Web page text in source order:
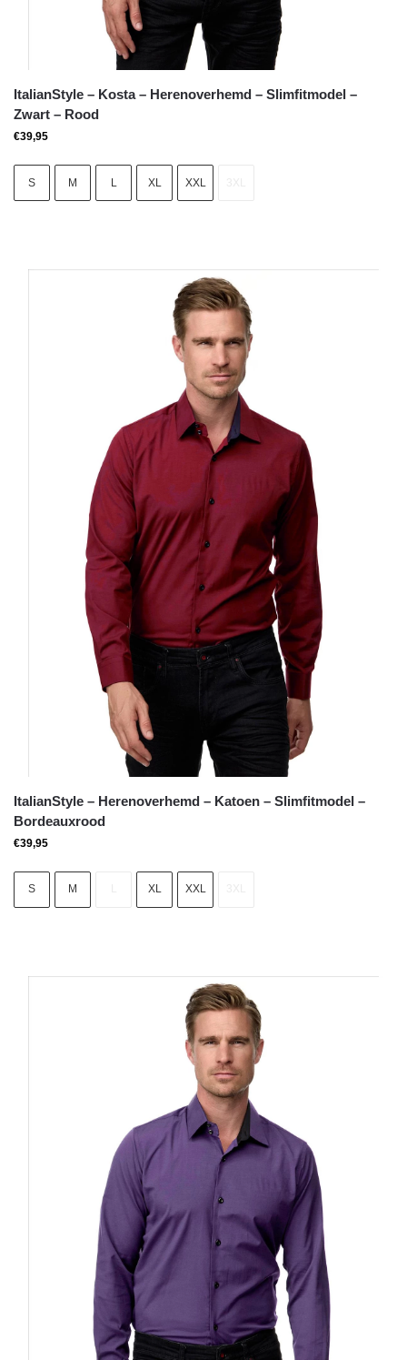
ItalianStyle – Kosta – Herenoverhemd – Slimfitmodel –
Zwart – Rood
€39,95
S M L XL XXL
ItalianStyle – Herenoverhemd – Katoen – Slimfitmodel –
Bordeauxrood
€39,95
S M XL XXL